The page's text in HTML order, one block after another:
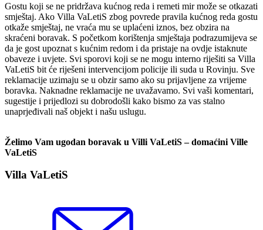
Gostu koji se ne pridržava kućnog reda i remeti mir može se otkazati
smještaj. Ako Villa VaLetiS zbog povrede pravila kućnog reda gostu
otkaže smještaj, ne vraća mu se uplaćeni iznos, bez obzira na
skraćeni boravak. S početkom korištenja smještaja podrazumijeva se
da je gost upoznat s kućnim redom i da pristaje na ovdje istaknute
obaveze i uvjete. Svi sporovi koji se ne mogu interno riješiti sa Villa
VaLetiS bit će riješeni intervencijom policije ili suda u Rovinju. Sve
reklamacije uzimaju se u obzir samo ako su prijavljene za vrijeme
boravka. Naknadne reklamacije ne uvažavamo. Svi vaši komentari,
sugestije i prijedlozi su dobrodošli kako bismo za vas stalno
unaprjeđivali naš objekt i našu uslugu.
Želimo Vam ugodan boravak u Villi VaLetiS – domaćini Ville
VaLetiS
Villa VaLetiS